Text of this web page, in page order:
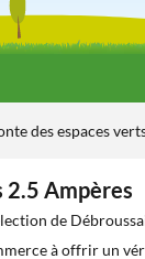
des espaces
2.5 Ampères
de
à offrir un